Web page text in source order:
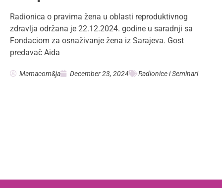
Radionica o pravima žena u oblasti reproduktivnog
zdravlja održana je 22.12.2024. godine u saradnji sa
Fondaciom za osnaživanje žena iz Sarajeva. Gost
predavač Aida
Mamacom&ja December 23, 2024 Radionice i Seminari